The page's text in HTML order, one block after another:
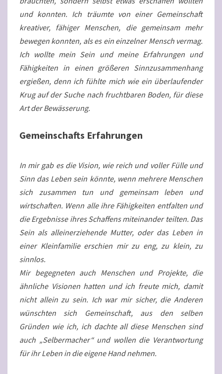
und konnten. Ich träumte von einer Gemeinschaft
kreativer, fähiger Menschen, die gemeinsam mehr
bewegen konnten, als es ein einzelner Mensch vermag.
Ich wollte mein Sein und meine Erfahrungen und
Fähigkeiten in einen größeren Sinnzusammenhang
ergießen, denn ich fühlte mich wie ein überlaufender
Krug auf der Suche nach fruchtbaren Boden, für diese
Art der Bewässerung.
Gemeinschafts Erfahrungen
In mir gab es die Vision, wie reich und voller Fülle und
Sinn das Leben sein könnte, wenn mehrere Menschen
sich zusammen tun und gemeinsam leben und
wirtschaften. Wenn alle ihre Fähigkeiten entfalten und
die Ergebnisse ihres Schaffens miteinander teilten. Das
Sein als alleinerziehende Mutter, oder das Leben in
einer Kleinfamilie erschien mir zu eng, zu klein, zu
sinnlos.
Mir begegneten auch Menschen und Projekte, die
ähnliche Visionen hatten und ich freute mich, damit
nicht allein zu sein. Ich war mir sicher, die Anderen
wünschten sich Gemeinschaft, aus den selben
Gründen wie ich, ich dachte all diese Menschen sind
auch „Selbermacher“ und wollen die Verantwortung
für ihr Leben in die eigene Hand nehmen.